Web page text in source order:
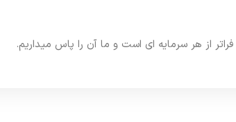
از هر سرمایه ای است و ما آن را پاس میداریم.